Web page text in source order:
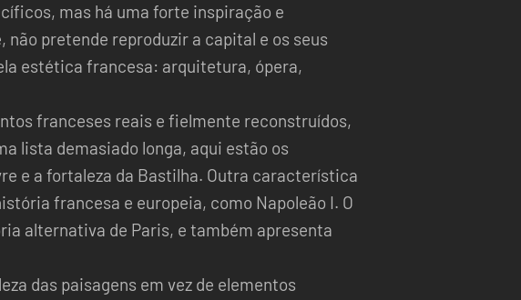
mas há uma forte inspiração e
não pretende reproduzir a capital e os seus
estética francesa: arquitetura, ópera,
franceses reais e fielmente reconstruídos,
lista demasiado longa, aqui estão os
e a fortaleza da Bastilha. Outra característica
francesa e europeia, como Napoleão I. O
alternativa de Paris, e também apresenta
das paisagens em vez de elementos